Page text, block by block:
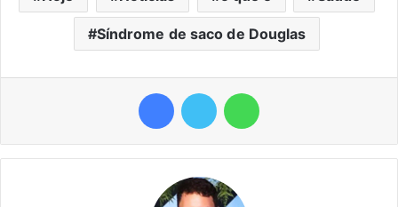
Síndrome de saco de Douglas
FacebookTwitter